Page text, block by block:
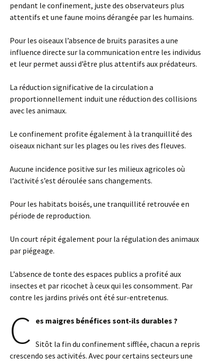
pendant le confinement, juste des observateurs plus
attentifs et une faune moins dérangée par les humains.
Pour les oiseaux l’absence de bruits parasites a une
influence directe sur la communication entre les individus
et leur permet aussi d’être plus attentifs aux prédateurs.
La réduction significative de la circulation a
proportionnellement induit une réduction des collisions
avec les animaux.
Le confinement profite également à la tranquillité des
oiseaux nichant sur les plages ou les rives des fleuves.
Aucune incidence positive sur les milieux agricoles où
l’activité s’est déroulée sans changements.
Pour les habitats boisés, une tranquillité retrouvée en
période de reproduction.
Un court répit également pour la régulation des animaux
par piégeage.
L’absence de tonte des espaces publics a profité aux
insectes et par ricochet à ceux qui les consomment. Par
contre les jardins privés ont été sur-entretenus.
C es maigres bénéfices sont-ils durables ?
Sitôt la fin du confinement sifflée, chacun a repris
crescendo ses activités. Avec pour certains secteurs une